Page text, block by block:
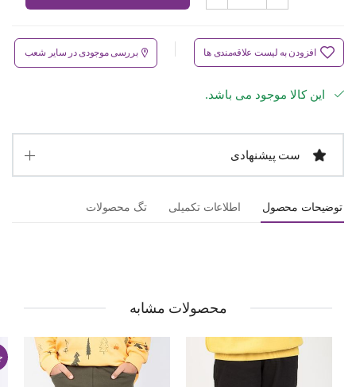
افزودن به لیست علاقه‌مندی ها بررسی موجودی در سایر شعب
این کالا موجود می باشد.
ست پیشنهادی
توضیحات محصول اطلاعات تکمیلی تگ محصولات
محصولات مشابه